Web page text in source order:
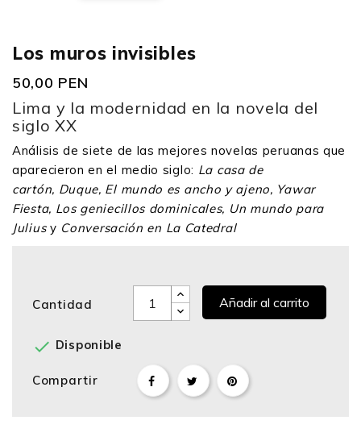
Los muros invisibles
50,00 PEN
Lima y la modernidad en la novela del
siglo XX
Análisis de siete de las mejores novelas peruanas que
aparecieron en el medio siglo: La casa de
cartón, Duque, El mundo es ancho y ajeno, Yawar
Fiesta, Los geniecillos dominicales, Un mundo para
Juliusy Conversación en La Catedral
Cantidad Añadir al carrito
 Disponible
Compartir